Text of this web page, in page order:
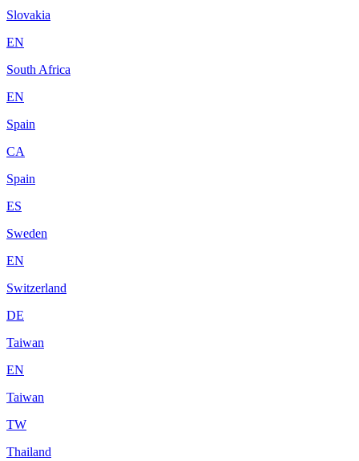
Slovakia
EN
South Africa
EN
Spain
CA
Spain
ES
Sweden
EN
Switzerland
DE
Taiwan
EN
Taiwan
TW
Thailand